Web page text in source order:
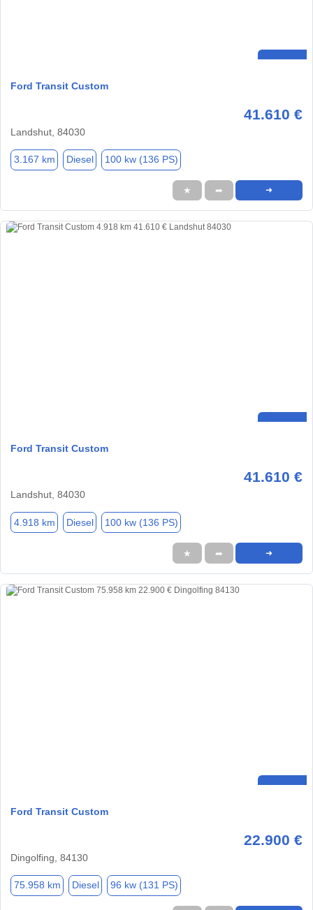
Ford Transit Custom
41.610 €
Landshut, 84030
3.167 km Diesel 100 kw (136 PS)
★ ➦ ➜
Ford Transit Custom
41.610 €
Landshut, 84030
4.918 km Diesel 100 kw (136 PS)
★ ➦ ➜
Ford Transit Custom
22.900 €
Dingolfing, 84130
75.958 km Diesel 96 kw (131 PS)